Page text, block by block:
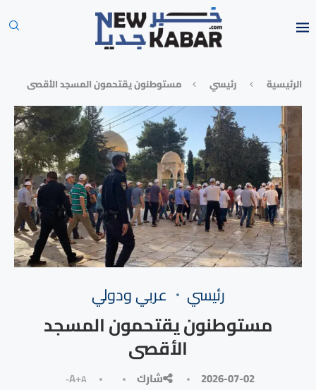
الرئيسية رئيسي مستوطنون يقتحمون المسجد الأقصى
رئيسي ⁠عربي ودولي
مستوطنون يقتحمون المسجد
الأقصى
2026-07-02 شارك A+A-